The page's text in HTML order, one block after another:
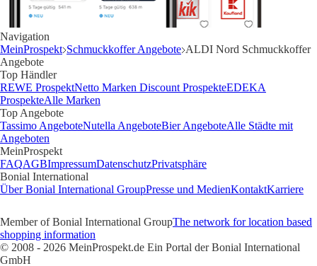
Navigation
MeinProspekt Schmuckkoffer Angebote ALDI Nord Schmuckkoffer
Angebote
Top Händler
REWE ProspektNetto Marken Discount ProspekteEDEKA
ProspekteAlle Marken
Top Angebote
Tassimo AngeboteNutella AngeboteBier AngeboteAlle Städte mit
Angeboten
MeinProspekt
FAQAGBImpressumDatenschutzPrivatsphäre
Bonial International
Über Bonial International GroupPresse und MedienKontaktKarriere
Member of Bonial International GroupThe network for location based
shopping information
© 2008 - 2026 MeinProspekt.de Ein Portal der Bonial International
GmbH